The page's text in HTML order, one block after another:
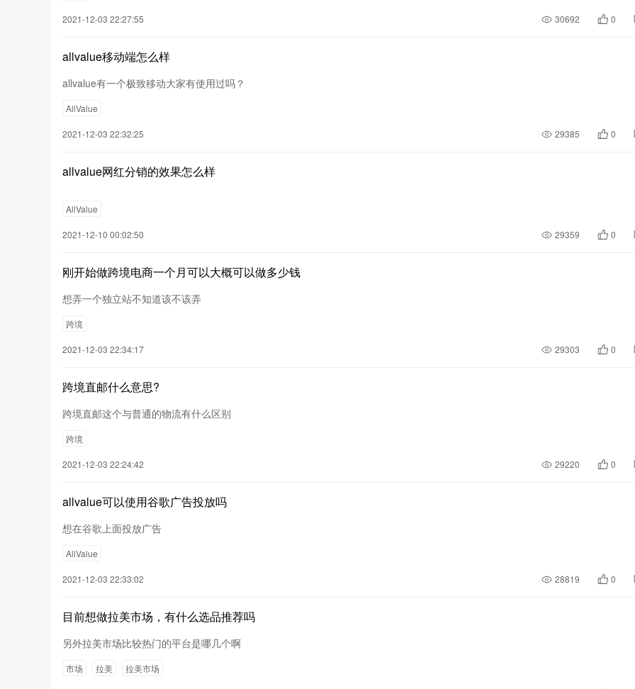
2021-12-03 22:27:55 30692 0
allvalue移动端怎么样
allvalue有一个极致移动大家有使用过吗？
AllValue
2021-12-03 22:32:25 29385 0
allvalue网红分销的效果怎么样
AllValue
2021-12-10 00:02:50 29359 0
刚开始做跨境电商一个月可以大概可以做多少钱
想弄一个独立站不知道该不该弄
跨境
2021-12-03 22:34:17 29303 0
跨境直邮什么意思?
跨境直邮这个与普通的物流有什么区别
跨境
2021-12-03 22:24:42 29220 0
allvalue可以使用谷歌广告投放吗
想在谷歌上面投放广告
AllValue
2021-12-03 22:33:02 28819 0
目前想做拉美市场，有什么选品推荐吗
另外拉美市场比较热门的平台是哪几个啊
市场 拉美 拉美市场